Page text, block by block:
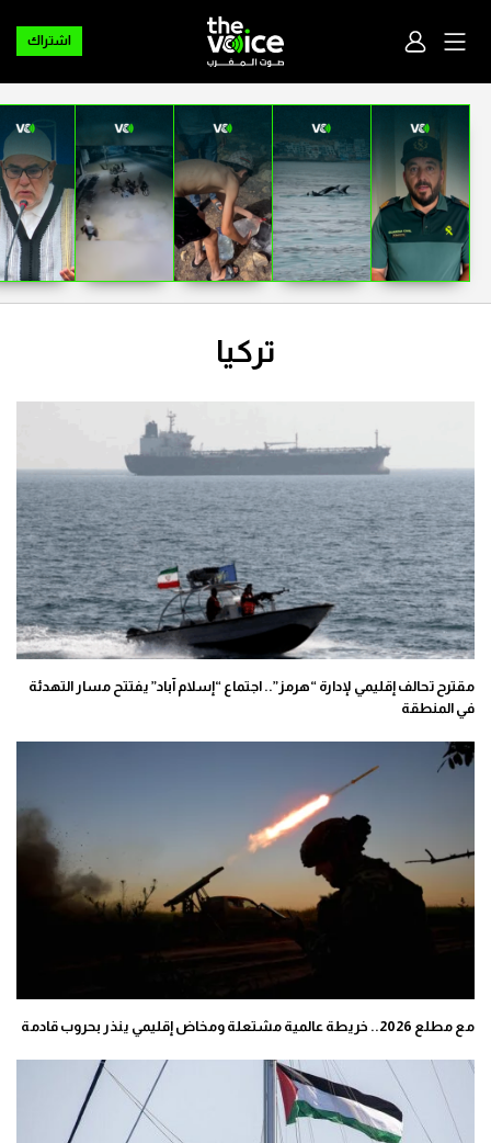
اشتراك
تركيا
مقترح تحالف إقليمي لإدارة “هرمز”.. اجتماع “إسلام آباد” يفتتح مسار التهدئة
في المنطقة
مع مطلع 2026.. خريطة عالمية مشتعلة ومخاض إقليمي ينذر بحروب قادمة